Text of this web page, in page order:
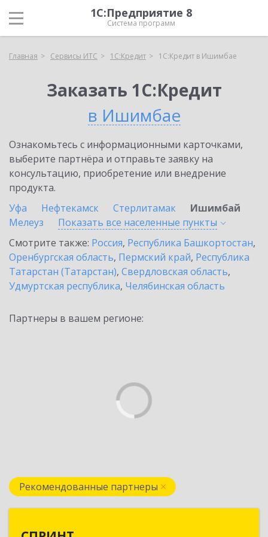
1С:Предприятие 8
Система программ
Главная Сервисы ИТС 1С:Кредит 1С:Кредит в Ишимбае
Заказать 1С:Кредит
в Ишимбае
Ознакомьтесь с информационными карточками,
выберите партнёра и отправьте заявку на
консультацию, приобретение или внедрение
продукта.
Уфа
Нефтекамск Стерлитамак
Ишимбай
Мелеуз
Показать все населенные пункты
Смотрите также: Россия, Республика Башкортостан,
Оренбургская область, Пермский край, Республика
Татарстан (Татарстан), Свердловская область,
Удмуртская республика, Челябинская область
Партнеры в вашем регионе:
Рекомендованные партнеры